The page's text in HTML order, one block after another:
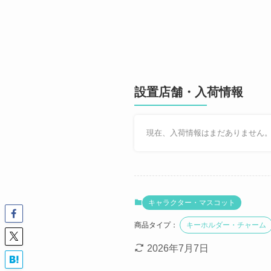
設置店舗・入荷情報
現在、入荷情報はまだありません
キャラクター・マスコット
商品タイプ： キーホルダー・チャーム
2026年7月7日